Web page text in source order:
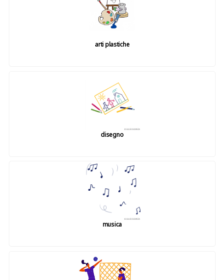
arti plastiche
disegno
musica